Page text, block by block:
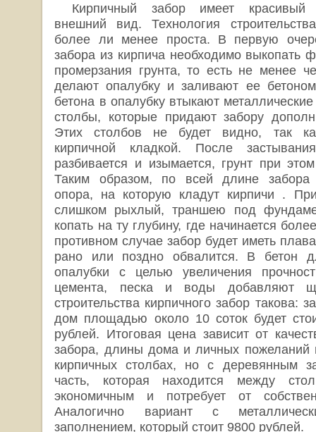
Кирпичный забор имеет красивый
внешний вид. Технология
более ли менее проста. В первую
забора из кирпича необходимо выкопать
промерзания грунта, то есть не менее
делают опалубку и заливают ее
бетона в опалубку втыкают
столбы, которые придают забору
Этих столбов не будет видно, так
кирпичной кладкой. После
разбивается и изымается, грунт при
Таким образом, по всей длине забора
опора, на которую кладут кирпичи .
слишком рыхлый, траншею под
копать на ту глубину, где начинается
противном случае забор будет иметь
рано или поздно обвалится. В бетон
опалубки с целью увеличения
цемента, песка и воды добавляют
строительства кирпичного забор такова:
дом площадью около 10 соток будет
рублей. Итоговая цена зависит от
забора, длины дома и личных пожеланий
кирпичных столбах, но с деревянным
часть, которая находится между
экономичным и потребует от
Аналогично вариант с
заполнением, который стоит 9800 рублей.